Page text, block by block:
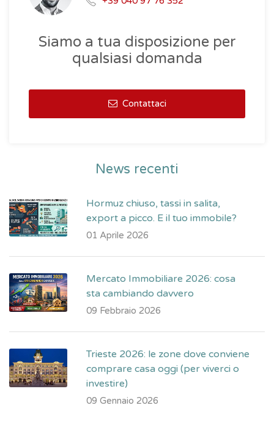
Siamo a tua disposizione per
qualsiasi domanda
Contattaci
News recenti
Hormuz chiuso, tassi in salita,
export a picco. E il tuo immobile?
01 Aprile 2026
Mercato Immobiliare 2026: cosa
sta cambiando davvero
09 Febbraio 2026
Trieste 2026: le zone dove conviene
comprare casa oggi (per viverci o
investire)
09 Gennaio 2026